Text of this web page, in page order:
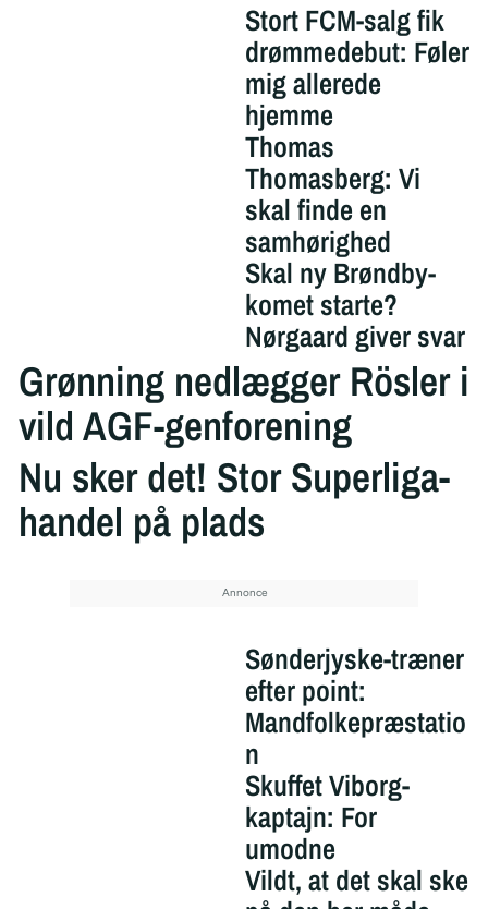
Stort FCM-salg fik
drømmedebut: Føler
mig allerede
hjemme
Thomas
Thomasberg: Vi
skal finde en
samhørighed
Skal ny Brøndby-
komet starte?
Nørgaard giver svar
Grønning nedlægger Rösler i
vild AGF-genforening
Nu sker det! Stor Superliga-
handel på plads
Sønderjyske-træner
efter point:
Mandfolkepræstatio
n
Skuffet Viborg-
kaptajn: For
umodne
Vildt, at det skal ske